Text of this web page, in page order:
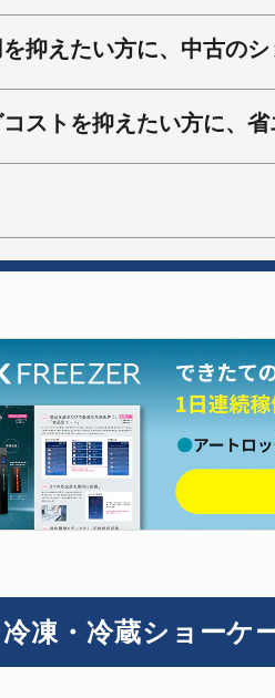
抑えたい方に、中古のシ
ストを抑えたい方に、
凍・冷蔵ショーケ